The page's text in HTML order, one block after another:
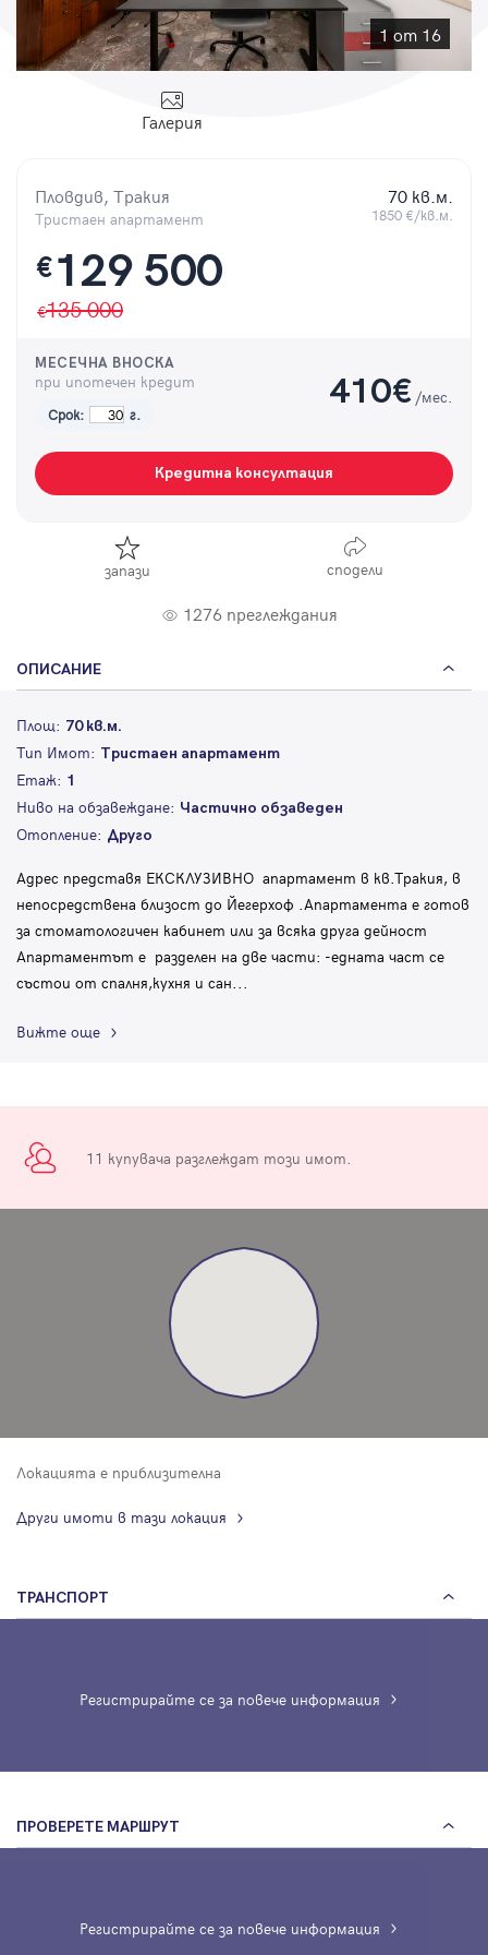
1 от 16
Галерия
Пловдив, Тракия
Тристаен апартамент
70 кв.м.
1850 €/кв.м.
€129 500
135 000
МЕСЕЧНА ВНОСКА
при ипотечен кредит
Срок: г.
410€ /мес.
Кредитна консултация
запази сподели
1276 преглеждания
ОПИСАНИЕ
Площ: 70 кв.м.
Тип Имот: Тристаен апартамент
Етаж: 1
Ниво на обзавеждане: Частично обзаведен
Отопление: Друго
Адрес представя ЕКСКЛУЗИВНО апартамент в кв.Тракия, в
непосредствена близост до Йегерхоф .Апартамента е готов
за стоматологичен кабинет или за всяка друга дейност
Апартаментът е разделен на две части: -едната част се
състои от спалня,кухня и сан...
Вижте още
11 купувача разглеждат този имот.
Локацията е приблизителна
Други имоти в тази локация
ТРАНСПОРТ
Регистрирайте се за повече информация
ПРОВЕРЕТЕ МАРШРУТ
Регистрирайте се за повече информация
Парола
Забравена парола
Регистрация